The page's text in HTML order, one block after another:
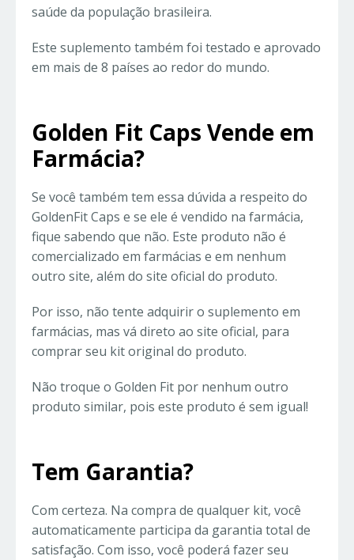
saúde da população brasileira.
Este suplemento também foi testado e aprovado
em mais de 8 países ao redor do mundo.
Golden Fit Caps Vende em
Farmácia?
Se você também tem essa dúvida a respeito do
GoldenFit Caps e se ele é vendido na farmácia,
fique sabendo que não. Este produto não é
comercializado em farmácias e em nenhum
outro site, além do site oficial do produto.
Por isso, não tente adquirir o suplemento em
farmácias, mas vá direto ao site oficial, para
comprar seu kit original do produto.
Não troque o Golden Fit por nenhum outro
produto similar, pois este produto é sem igual!
Tem Garantia?
Com certeza. Na compra de qualquer kit, você
automaticamente participa da garantia total de
satisfação. Com isso, você poderá fazer seu